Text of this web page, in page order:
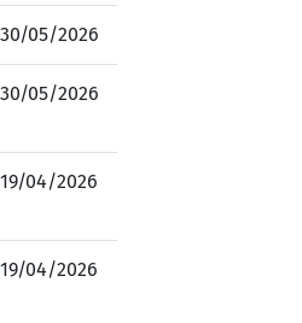
30/05/2026
30/05/2026
19/04/2026
19/04/2026